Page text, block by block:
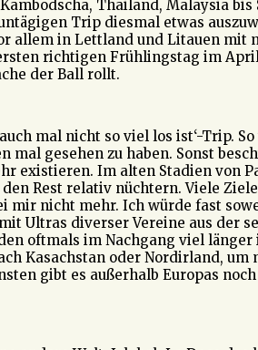
Thailand, Malaysia
Trip diesmal etwas
allem in Lettland und Litauen mit
richtigen Frühlingstag im
der Ball rollt.
mal nicht so viel los ist‘-Trip.
gesehen zu haben. Sonst
existieren. Im alten Stadien von
Rest relativ nüchtern. Viele
mir nicht mehr. Ich würde fast
Ultras diverser Vereine aus der
oftmals im Nachgang viel
Kasachstan oder Nordirland,
gibt es außerhalb Europas